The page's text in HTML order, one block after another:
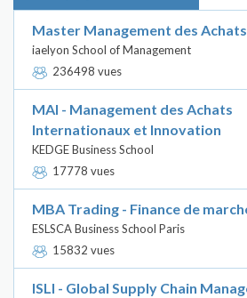
Master Management des Achats
iaelyon School of Management
236498 vues
MAI - Management des Achats
Internationaux et Innovation
KEDGE Business School
17778 vues
MBA Trading - Finance de
ESLSCA Business School Paris
15832 vues
ISLI - Global Supply Chain